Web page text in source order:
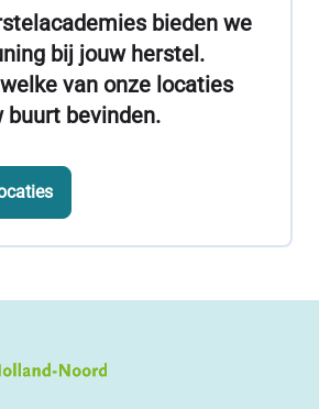
bieden we
bij jouw herstel.
van onze locaties
buurt bevinden.